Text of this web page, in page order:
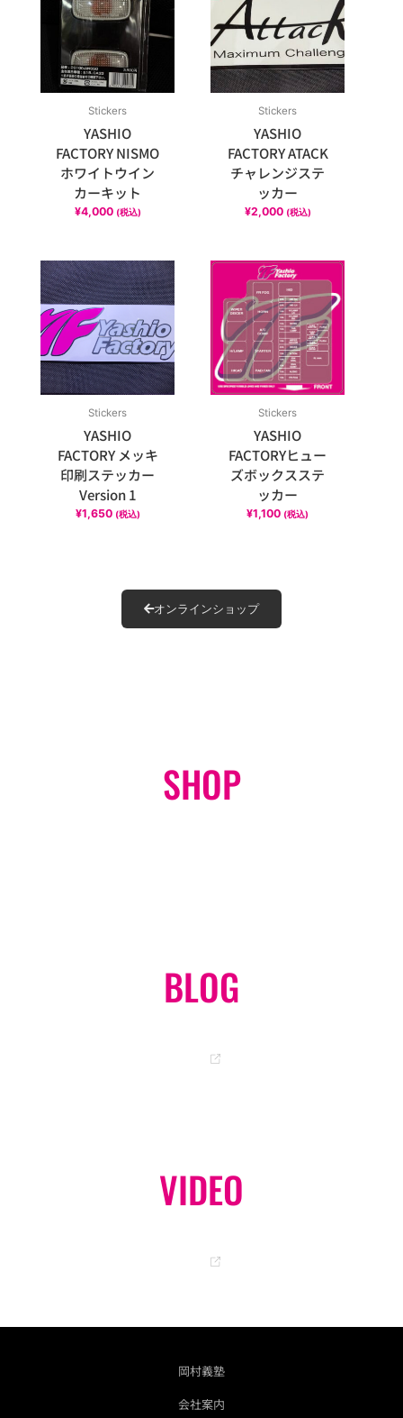
Version
Stickers
YASHIO
FACTORY NISMO
ホワイトウイン
カーキット
¥4,000 (税込)
Stickers
YASHIO
FACTORY ATACK
チャレンジステ
ッカー
¥2,000 (税込)
Stickers
YASHIO
FACTORY メッキ
印刷ステッカー
Version 1
¥1,650 (税込)
Stickers
YASHIO
FACTORYヒュー
ズボックスステ
ッカー
¥1,100 (税込)
オンラインショップ
SHOP
BLOG
VIDEO
岡村義塾
会社案内